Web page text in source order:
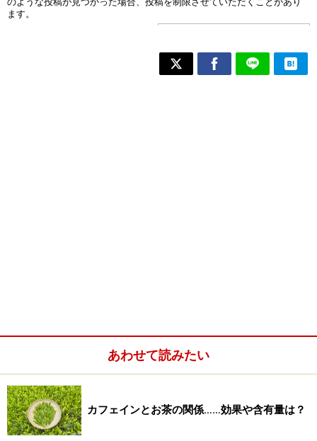
あわせて読みたい
カフェインとお茶の関係……効果や含有量は？